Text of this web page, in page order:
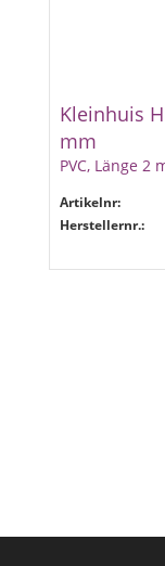
Kleinhuis
mm
PVC, Länge 2
Artikelnr:
Herstellernr.: